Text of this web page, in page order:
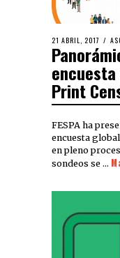
21 ABRIL, 2017
encuesta
Print
FESPA ha
encuesta
en pleno
sondeos se …